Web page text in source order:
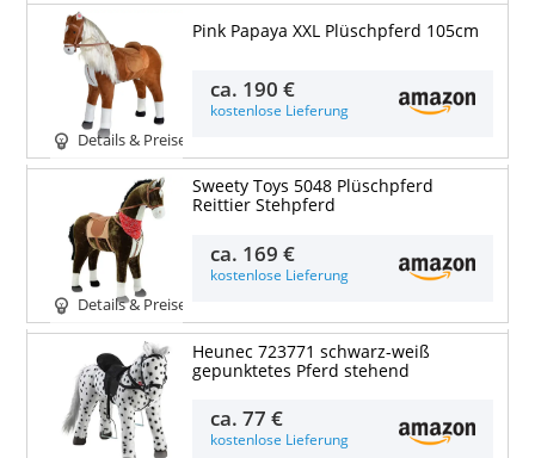
Details & Preise
Pink Papaya XXL Plüschpferd 105cm
ca. 190 €
kostenlose Lieferung
Details & Preise
Sweety Toys 5048 Plüschpferd
Reittier Stehpferd
ca. 169 €
kostenlose Lieferung
Heunec 723771 schwarz-weiß
gepunktetes Pferd stehend
ca.77 €
kostenlose Lieferung